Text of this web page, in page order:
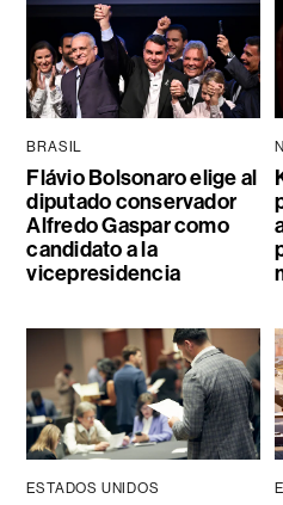
BRASIL
Flávio Bolsonaro elige al
diputado conservador
Alfredo Gaspar como
candidato a la
vicepresidencia
ESTADOS UNIDOS